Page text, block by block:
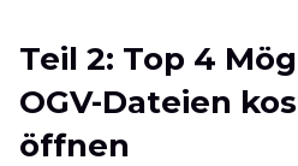
Teil 2: Top 4
OGV-Dateien
öffnen